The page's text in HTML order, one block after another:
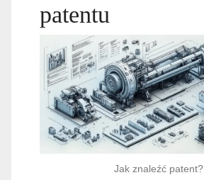
patentu
Jak znaleźć patent?